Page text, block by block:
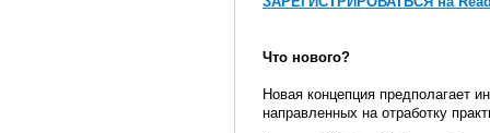
Что нового?
Новая концепция предполагает
направленных на отработку